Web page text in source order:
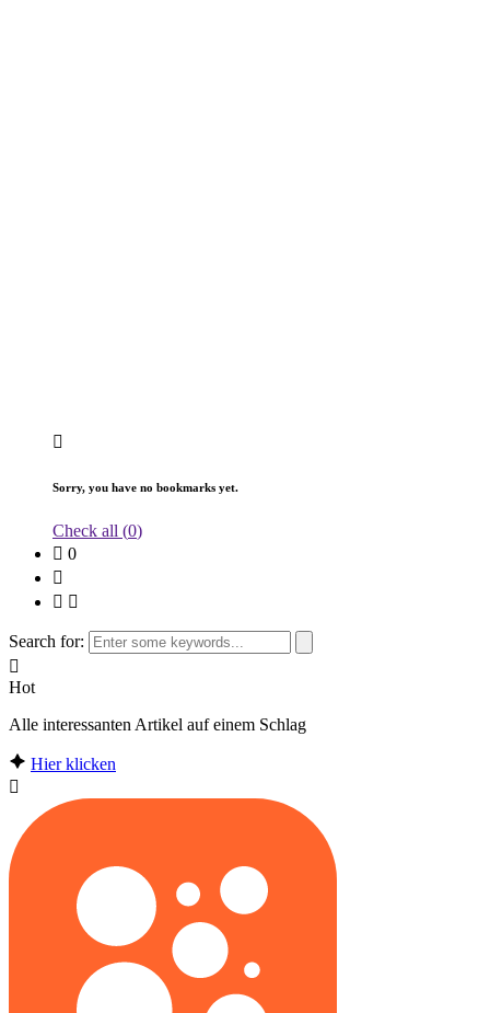
Sorry, you have no bookmarks yet.
Check all (0)
0
Search for:
Hot
Alle interessanten Artikel auf einem Schlag
Hier klicken